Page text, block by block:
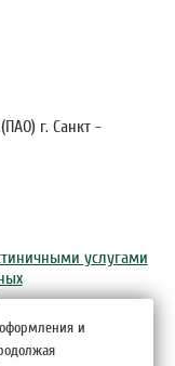
и
г. Санкт -
услугами